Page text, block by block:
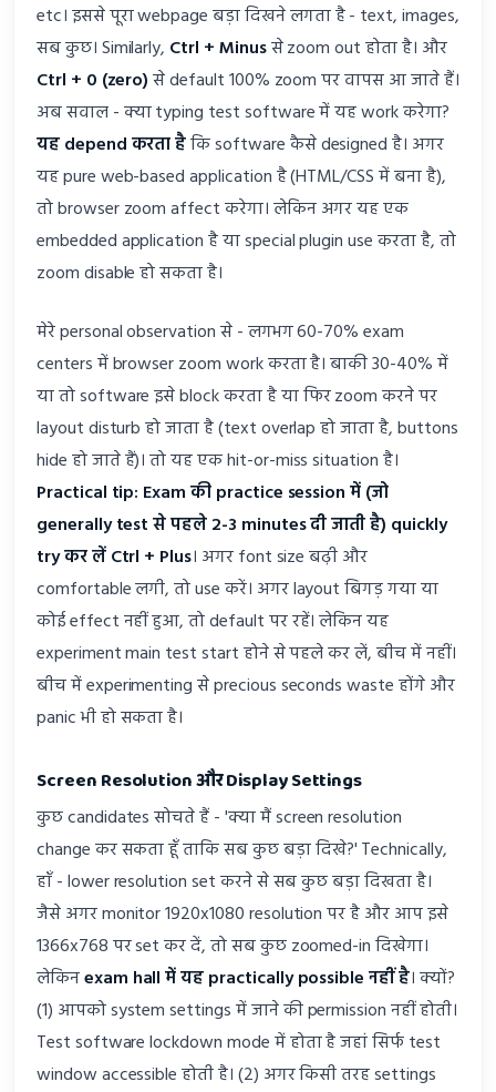
etc। इससे पूरा webpage बड़ा दिखने लगता है - text, images,
सब कुछ। Similarly, Ctrl + Minusसे zoom out होता है। और
Ctrl + 0 (zero)से default 100% zoom पर वापस आ जाते हैं।
अब सवाल - क्या typing test software में यह work करेगा?
यह depend करता हैकि software कैसे designed है। अगर
यह pure web-based application है (HTML/CSS में बना है),
तो browser zoom affect करेगा। लेकिन अगर यह एक
embedded application है या special plugin use करता है, तो
zoom disable हो सकता है।
मेरे personal observation से - लगभग 60-70% exam
centers में browser zoom work करता है। बाकी 30-40% में
या तो software इसे block करता है या फिर zoom करने पर
layout disturb हो जाता है (text overlap हो जाता है, buttons
hide हो जाते हैं)। तो यह एक hit-or-miss situation है।
Practical tip: Exam की practice session में (जो
generally test से पहले 2-3 minutes दी जाती है) quickly
try कर लें Ctrl + Plus। अगर font size बढ़ी और
comfortable लगी, तो use करें। अगर layout बिगड़ गया या
कोई effect नहीं हुआ, तो default पर रहें। लेकिन यह
experiment main test start होने से पहले कर लें, बीच में नहीं।
बीच में experimenting से precious seconds waste होंगे और
panic भी हो सकता है।
Screen Resolution और Display Settings
कुछ candidates सोचते हैं - 'क्या मैं screen resolution
change कर सकता हूँ ताकि सब कुछ बड़ा दिखे?' Technically,
हाँ - lower resolution set करने से सब कुछ बड़ा दिखता है।
जैसे अगर monitor 1920x1080 resolution पर है और आप इसे
1366x768 पर set कर दें, तो सब कुछ zoomed-in दिखेगा।
लेकिनexam hall में यह practically possible नहीं है। क्यों?
(1) आपको system settings में जाने की permission नहीं होती।
Test software lockdown mode में होता है जहां सिर्फ test
window accessible होती है। (2) अगर किसी तरह settings